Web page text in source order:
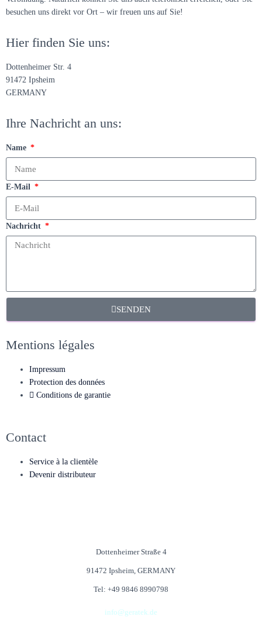
besuchen uns direkt vor Ort – wir freuen uns auf Sie!
Hier finden Sie uns:
Dottenheimer Str. 4
91472 Ipsheim
GERMANY
Ihre Nachricht an uns:
Name
E-Mail
Nachricht
SENDEN
Mentions légales
Impressum
Protection des données
Conditions de garantie
Contact
Service à la clientèle
Devenir distributeur
Dottenheimer Straße 4
91472 Ipsheim, GERMANY
Tel: +49 9846 8990798
info@geratek.de